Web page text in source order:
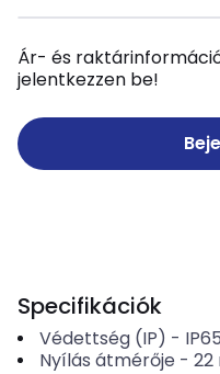
Ár- és
jelentkezzen be!
Specifikációk
Védettség (IP) - IP65
Nyílás átmérője - 22